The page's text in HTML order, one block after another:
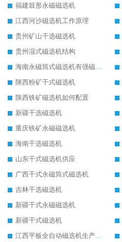
福建鼓形永磁磁选机
江西河沙磁选机工作原理
贵州矿山干选磁选机
贵州湿式磁选机结构
海南永磁筒式磁选机有强磁的吗
陕西粉矿干式磁选机
陕西铁矿磁选机如何配置
新疆干选磁选机
重庆铁矿永磁磁选机
海南干选磁选机
山东干式磁选机供应
广西干式永磁筒式磁选机
吉林干选磁选机
新疆干式永磁磁选机
新疆干式磁选机
江西平板全自动磁选机生产厂家